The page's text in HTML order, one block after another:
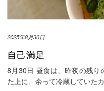
2025年8月30日
自己満足
8月30日 昼食は、昨夜の残り
た上に、余って冷蔵していたカ